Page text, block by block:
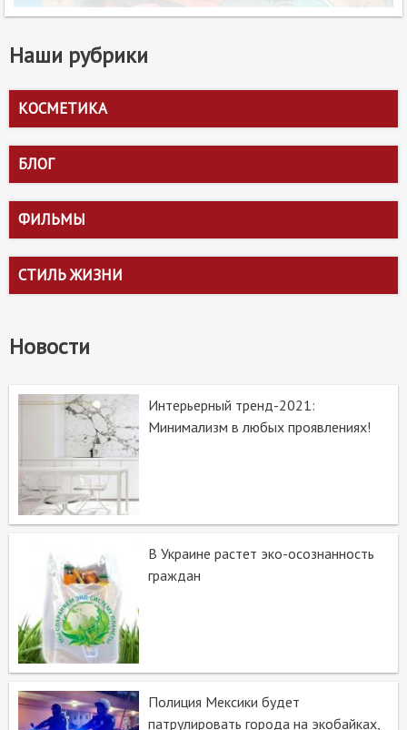
Наши рубрики
КОСМЕТИКА
БЛОГ
ФИЛЬМЫ
СТИЛЬ ЖИЗНИ
Новости
Интерьерный тренд-2021:
Минимализм в любых проявлениях!
В Украине растет эко-осознанность
граждан
Полиция Мексики будет
патрулировать города на экобайках,